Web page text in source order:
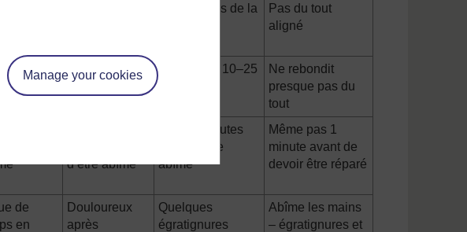
Manage your cookies
>10 cm hors de la
Pas du tout
aligné
de 50 cm
Entre 25–50
cm
Seulement 10–25
Ne rebondit
presque pas du
tout
d’être abîmé
Dure 2 minutes
avant d’être
abîmé
Même pas 1
minute avant de
devoir être réparé
de
en
Douloureux
après
Quelques
égratignures
Abîme les mains
– égratignures et